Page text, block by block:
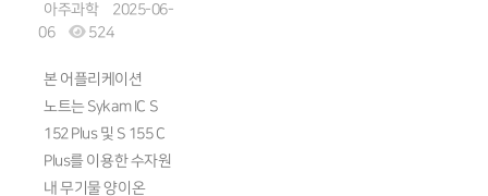
아주과학
2025-06-
06
524
본 어플리케이션
노트는 Sykam IC S
152 Plus 및 S 155 C
Plus를 이용한 수자원
내 무기물 양이온